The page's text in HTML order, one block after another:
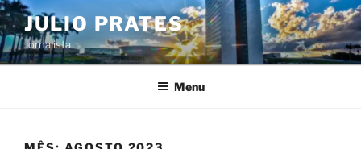
Pular
para
o
conteúdo
JULIO PRATES
Jornalista
Menu